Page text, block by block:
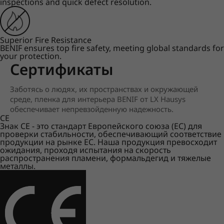
Superior Fire Resistance
BENIF ensures top fire safety, meeting global standards for
your protection.
Сертификаты
Заботясь о людях, их пространствах и окружающей
среде, пленка для интерьера BENIF от LX Hausys
обеспечивает непревзойденную надежность.
CE
Знак CE - это стандарт Европейского союза (ЕС) для
проверки стабильности, обеспечивающий соответствие
продукции на рынке ЕС. Наша продукция превосходит
ожидания, проходя испытания на скорость
распространения пламени, формальдегид и тяжелые
металлы.